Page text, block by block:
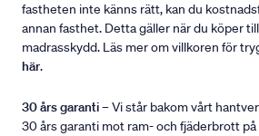
fastheten inte känns rätt, kan du
annan fasthet. Detta gäller när du köper
madrasskydd. Läs mer om villkoren för
här.
30 års garanti– Vi står bakom vårt
30 års garanti mot ram- och fjäderbrott på